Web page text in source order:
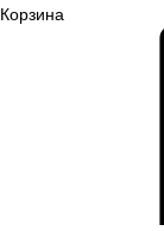
Корзина